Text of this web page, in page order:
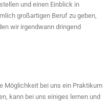
und einen Einblick in
großartigen Beruf zu geben,
wir irgendwann dringend
Möglichkeit bei uns ein Praktikum
kann bei uns einiges lernen und